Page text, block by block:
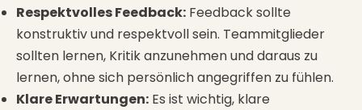
Respektvolles Feedback: Feedback sollte
konstruktiv und respektvoll sein. Teammitglieder
sollten lernen, Kritik anzunehmen und daraus zu
lernen, ohne sich persönlich angegriffen zu fühlen.
Klare Erwartungen: Es ist wichtig, klare